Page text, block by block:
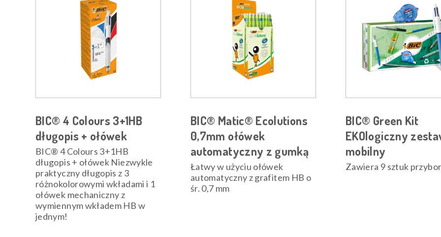
BIC® 4 Colours 3+1HB
długopis + ołówek
BIC® 4 Colours 3+1HB
długopis + ołówek Niezwykle
praktyczny długopis z 3
różnokolorowymi wkładami i 1
ołówek mechaniczny z
wymiennym wkładem HB w
jednym!
BIC® Matic® Ecolutions
0,7mm ołówek
automatyczny z gumką
Łatwy w użyciu ołówek
automatyczny z grafitem HB o
śr. 0,7 mm
BIC® Green Kit
EKOlogiczny
mobilny
Zawiera 9 sztuk